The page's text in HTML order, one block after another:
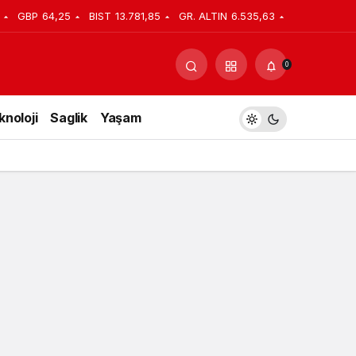
GBP 64,25 BIST 13.781,85 GR. ALTIN 6.535,63
0
Saglik Yaşam
Yorum Yap Paylaş